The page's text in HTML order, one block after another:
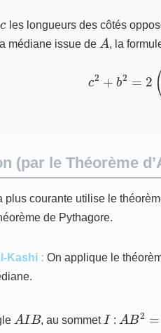
les longueurs des côtés
médiane issue de
A
, la
(par le Théorème
plus courante utilise le
de Pythagore.
Kashi : On applique le
A IB
, au sommet
I
:
A B2